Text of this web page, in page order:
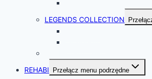
LEGENDS COLLECTION
REHABI
Przełącz menu podrzędne